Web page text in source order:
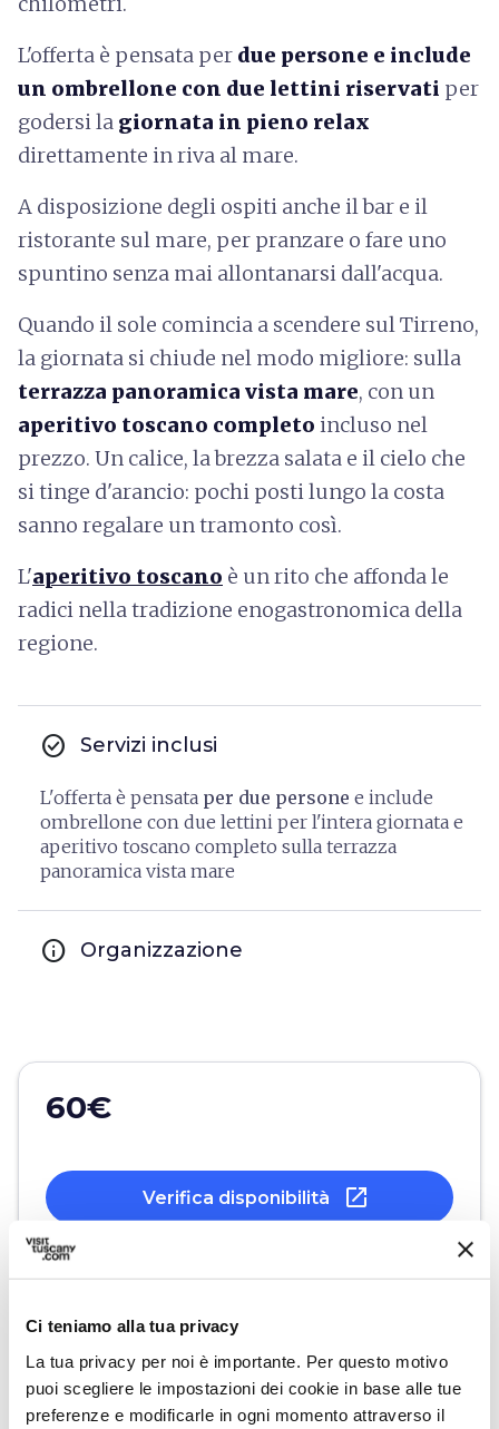
Ci teniamo alla tua privacy
La tua privacy per noi è importante. Per questo motivo
puoi scegliere le impostazioni dei cookie in base alle tue
preferenze e modificarle in ogni momento attraverso il
L'offerta è pensata per due persone e include
un ombrellone con due lettini riservati per
godersi la giornata in pieno relax
direttamente in riva al mare.
A disposizione degli ospiti anche il bar e il
ristorante sul mare, per pranzare o fare uno
spuntino senza mai allontanarsi dall'acqua.
Quando il sole comincia a scendere sul Tirreno,
la giornata si chiude nel modo migliore: sulla
terrazza panoramica vista mare, con un
aperitivo toscano completo incluso nel
prezzo. Un calice, la brezza salata e il cielo che
si tinge d'arancio: pochi posti lungo la costa
sanno regalare un tramonto così.
L'aperitivo toscano è un rito che affonda le
radici nella tradizione enogastronomica della
regione.
check_circle Servizi inclusi
L'offerta è pensata per due persone e include
ombrellone con due lettini per l'intera giornata e
aperitivo toscano completo sulla terrazza
panoramica vista mare
info Organizzazione
60€
Verifica disponibilità open_in_new
Scrivi all'organizzatore